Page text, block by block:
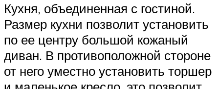
Кухня, объединенная с гостиной.
Размер кухни позволит установить
по ее центру большой кожаный
диван. В противоположной стороне
от него уместно установить торшер